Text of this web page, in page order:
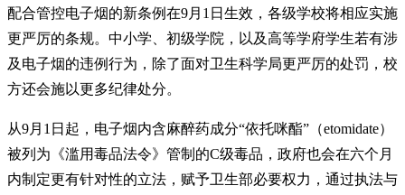
配合管控电子烟的新条例在9月1日生效，各级学校将相应实施
更严厉的条规。中小学、初级学院，以及高等学府学生若有涉
及电子烟的违例行为，除了面对卫生科学局更严厉的处罚，校
方还会施以更多纪律处分。
从9月1日起，电子烟内含麻醉药成分“依托咪酯”（etomidate）
被列为《滥用毒品法令》管制的C级毒品，政府也会在六个月
内制定更有针对性的立法，赋予卫生部必要权力，通过执法与